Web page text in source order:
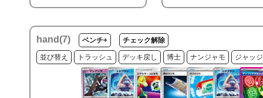
hand(7) ベンチ+ チェック解除
並び替え トラッシュ デッキ戻し 博士 ナンジャモ ジャッ